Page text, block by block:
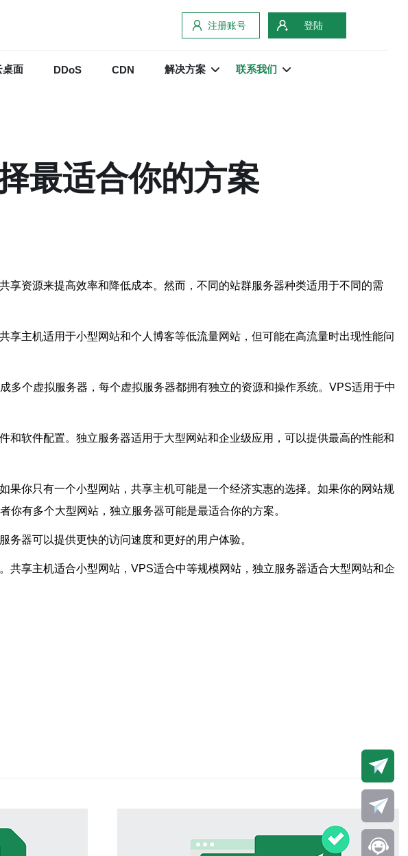
注册账号 登陆
桌面 DDoS CDN 解决方案 联系我们
最适合你的方案
资源来提高效率和降低成本。然而，不同的站群服务器种类适用于不同的需
主机适用于小型网站和个人博客等低流量网站，但可能在高流量时出现性能问
个虚拟服务器，每个虚拟服务器都拥有独立的资源和操作系统。VPS适用于中
软件配置。独立服务器适用于大型网站和企业级应用，可以提供最高的性能和
你只有一个小型网站，共享主机可能是一个经济实惠的选择。如果你的网站规
有多个大型网站，独立服务器可能是最适合你的方案。
器可以提供更快的访问速度和更好的用户体验。
享主机适合小型网站，VPS适合中等规模网站，独立服务器适合大型网站和企